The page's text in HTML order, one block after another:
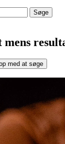
mens
med at søge